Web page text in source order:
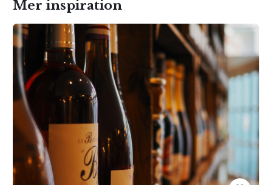
Mer inspiration